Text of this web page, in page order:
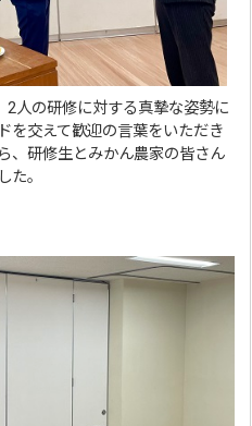
人の研修に対する真摯な姿勢に
を交えて歓迎の言葉をいただき
、研修生とみかん農家の皆さん
た。